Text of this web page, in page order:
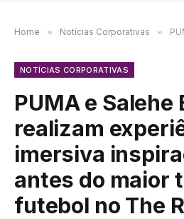
Home » Notícias Corporativas » PUMA e
NOTÍCIAS CORPORATIVAS
PUMA e Salehe
realizam
imersiva
antes do maior
futebol no The